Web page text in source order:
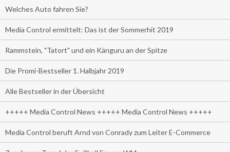
Welches Auto fahren Sie?
Media Control ermittelt: Das ist der Sommerhit 2019
Rammstein, "Tatort" und ein Känguru an der Spitze
Die Promi-Bestseller 1. Halbjahr 2019
Alle Bestseller in der Übersicht
+++++ Media Control News +++++ Media Control News +++++
Media Control beruft Arnd von Conrady zum Leiter E-Commerce